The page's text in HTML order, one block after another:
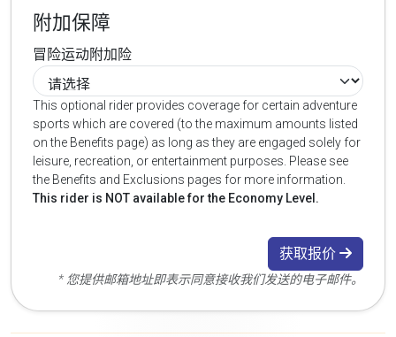
附加保障
冒险运动附加险
This optional rider provides coverage for certain adventure
sports which are covered (to the maximum amounts listed
on the Benefits page) as long as they are engaged solely for
leisure, recreation, or entertainment purposes. Please see
the Benefits and Exclusions pages for more information.
This rider is NOT available for the Economy Level.
获取报价
* 您提供邮箱地址即表示同意接收我们发送的电子邮件。